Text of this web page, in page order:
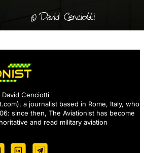
Cenciotti
), a journalist based in Rome, Italy, who
since then, The Aviationist has become
and read military aviation